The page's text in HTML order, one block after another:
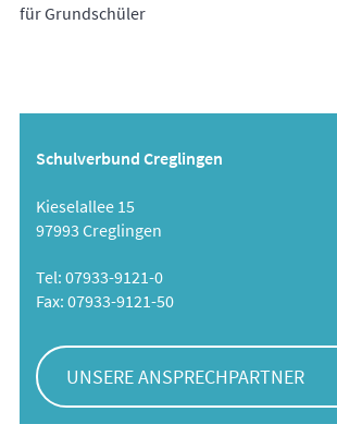
für Grundschüler
Schulverbund Creglingen
Kieselallee 15
97993 Creglingen
Tel: 07933-9121-0
Fax: 07933-9121-50
UNSERE ANSPRECHPARTNER